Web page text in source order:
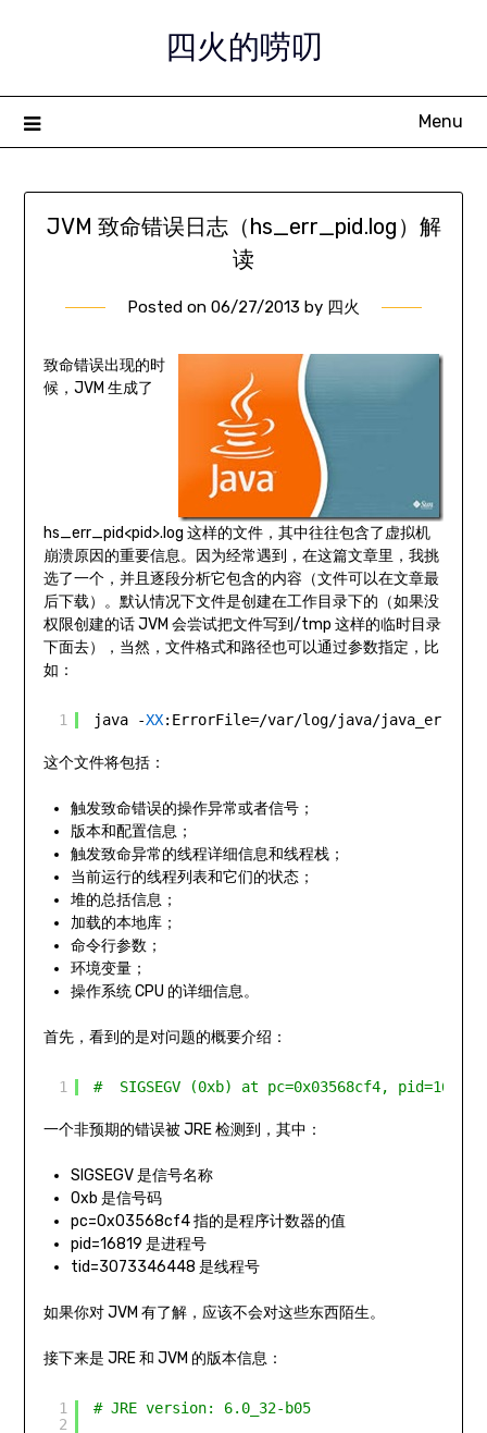
四火的唠叨
Menu
JVM 致命错误日志（hs_err_pid.log）解
读
Posted on 06/27/2013 by 四火
致命错误出现的时
候，JVM 生成了
hs_err_pid<pid>.log 这样的文件，其中往往包含了虚拟机
崩溃原因的重要信息。因为经常遇到，在这篇文章里，我挑
选了一个，并且逐段分析它包含的内容（文件可以在文章最
后下载）。默认情况下文件是创建在工作目录下的（如果没
权限创建的话 JVM 会尝试把文件写到/tmp 这样的临时目录
下面去），当然，文件格式和路径也可以通过参数指定，比
如：
1 java -XX:ErrorFile=/var/log/java/
这个文件将包括：
触发致命错误的操作异常或者信号；
版本和配置信息；
触发致命异常的线程详细信息和线程栈；
当前运行的线程列表和它们的状态；
堆的总括信息；
加载的本地库；
命令行参数；
环境变量；
操作系统 CPU 的详细信息。
首先，看到的是对问题的概要介绍：
1 #  SIGSEGV (0xb) at pc=0x03568cf4,
一个非预期的错误被 JRE 检测到，其中：
SIGSEGV 是信号名称
0xb 是信号码
pc=0x03568cf4 指的是程序计数器的值
pid=16819 是进程号
tid=3073346448 是线程号
如果你对 JVM 有了解，应该不会对这些东西陌生。
接下来是 JRE 和 JVM 的版本信息：
1
2
# JRE version: 6.0_32-b05